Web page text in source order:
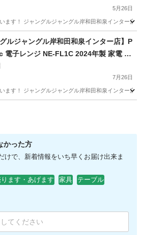
郡熊取町
5月26日
ます！ ジャングルジャングル岸和田和泉インター
テーブル ジャングル
グルジャングル岸和田和泉インター店】P
電子レンジ NE-FL1C 2024年製 家電 和
岸和田市 泉大津市 高石市 泉北郡忠岡町
7月26日
ます！ ジャングルジャングル岸和田和泉インター
かった方
けで、新着情報をいち早くお届け出来ま
ます・あげます 家具
テーブル